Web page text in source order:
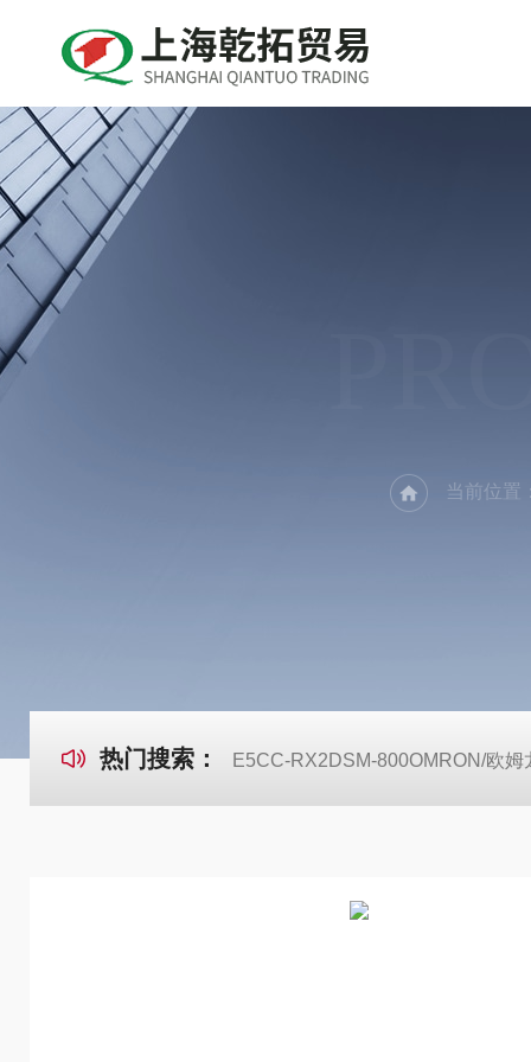
当前位置
热门搜索： E5CC-RX2DSM-800OMRON/欧